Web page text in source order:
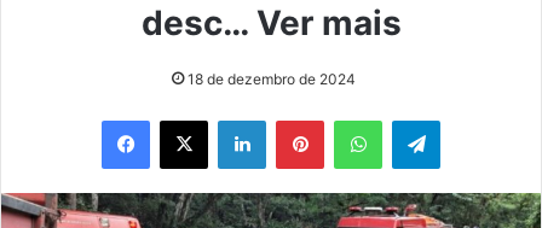
desc… Ver mais
18 de dezembro de 2024
Facebook
X LinkedinPinterestWhatsAppTelegram